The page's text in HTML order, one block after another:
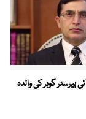
بیرسٹر گوہر کی والدہ